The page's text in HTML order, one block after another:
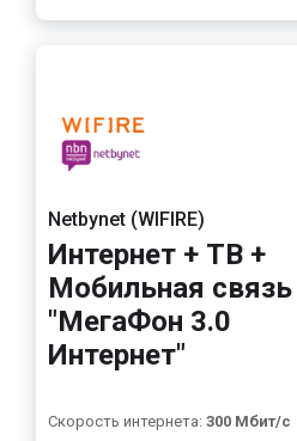
Netbynet (WIFIRE)
Интернет + ТВ +
Мобильная связь
"МегаФон 3.0
Интернет"
Скорость интернета: 300 Мбит/с